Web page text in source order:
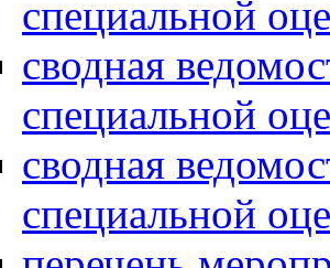
специальной
сводная
специальной
сводная
специальной